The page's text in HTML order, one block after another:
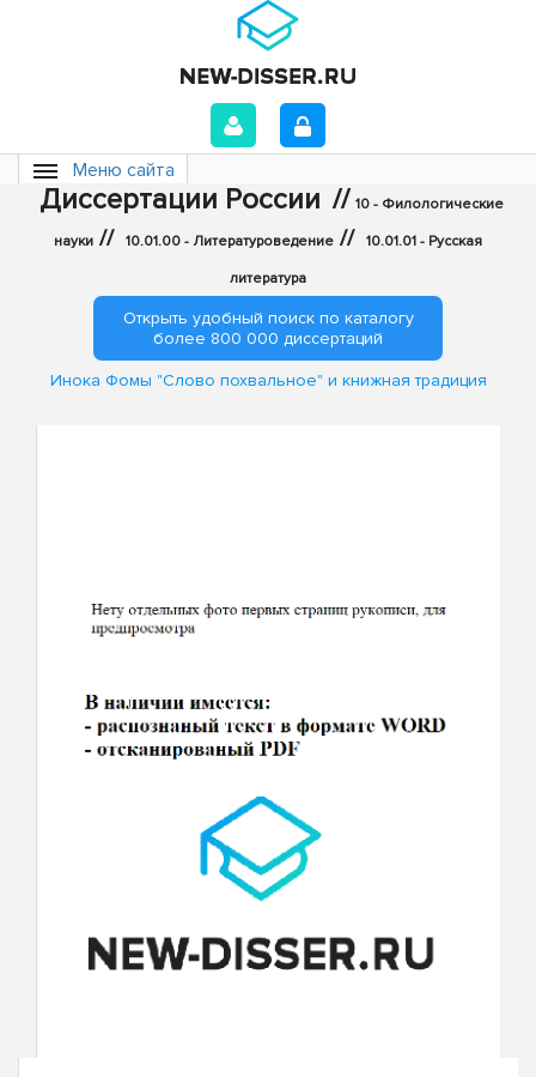
Меню сайта
Диссертации России // 10 - Филологические
науки // 10.01.00 - Литературоведение // 10.01.01 - Русская
литература
Открыть удобный поиск по каталогу
более 800 000 диссертаций
Инока Фомы "Слово похвальное" и книжная традиция